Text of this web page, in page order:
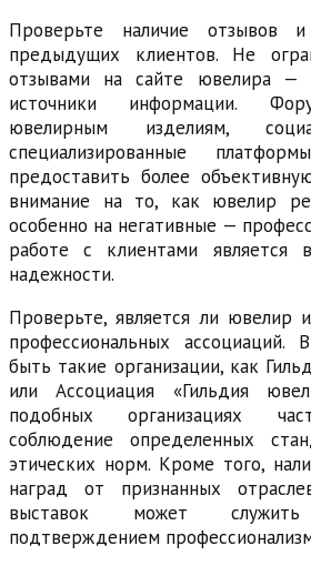
Проверьте наличие отзывов
предыдущих клиентов. Не
отзывами на сайте ювелира —
источники информации.
ювелирным изделиям,
специализированные
предоставить более
внимание на то, как ювелир
особенно на негативные —
работе с клиентами является
надежности.
Проверьте, является ли ювелир
профессиональных
быть такие организации, как
или Ассоциация «Гильдия
подобных организациях
соблюдение определенных
этических норм. Кроме того,
наград от признанных
выставок может служить
подтверждением